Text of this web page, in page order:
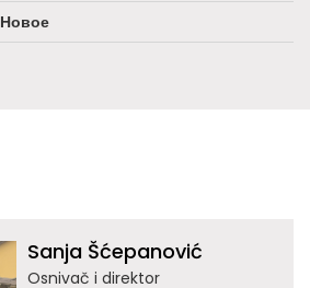
Новое
Sanja Šćepanović
Osnivač i direktor